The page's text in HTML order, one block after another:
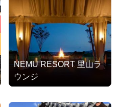
NEMU RESORT 里山ラ
ウンジ